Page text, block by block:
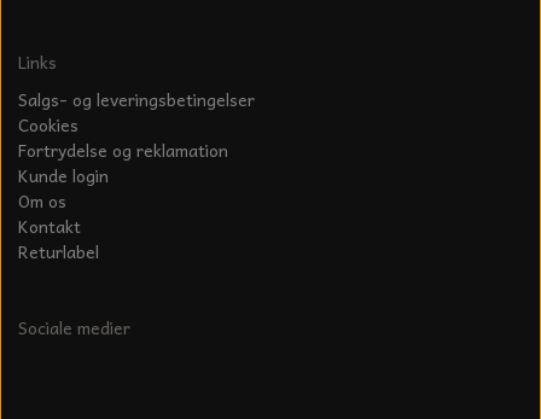
Links
Salgs- og leveringsbetingelser
Cookies
Fortrydelse og reklamation
Kunde login
Om os
Kontakt
Returlabel
Sociale medier